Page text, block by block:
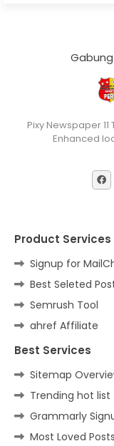
Pixy Newspaper
Enhanced
Product Services
Signup for
Best Seleted
Semrush Tool
ahref Affiliate
Best Services
Sitemap
Trending hot list
Grammarly
Most Loved Posts